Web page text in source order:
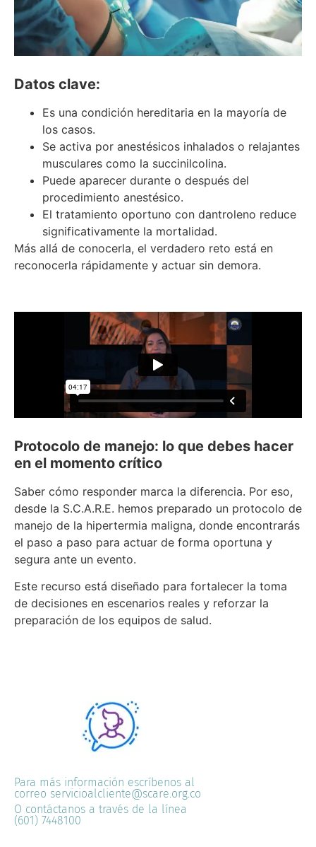
Datos clave:
Es una condición hereditaria en la mayoría de
los casos.
Se activa por anestésicos inhalados o relajantes
musculares como la succinilcolina.
Puede aparecer durante o después del
procedimiento anestésico.
El tratamiento oportuno con dantroleno reduce
significativamente la mortalidad.
Más allá de conocerla, el verdadero reto está en
reconocerla rápidamente y actuar sin demora.
Protocolo de manejo: lo que debes hacer
en el momento crítico
Saber cómo responder marca la diferencia. Por eso,
desde la S.C.A.R.E. hemos preparado un protocolo de
manejo de la hipertermia maligna, donde encontrarás
el paso a paso para actuar de forma oportuna y
segura ante un evento.
Este recurso está diseñado para fortalecer la toma
de decisiones en escenarios reales y reforzar la
preparación de los equipos de salud.
Para más información escríbenos al
correo servicioalcliente@scare.org.co
O contáctanos a través de la línea
(601) 7448100